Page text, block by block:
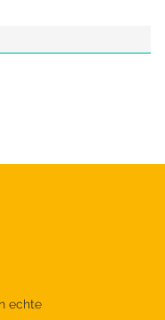
echte